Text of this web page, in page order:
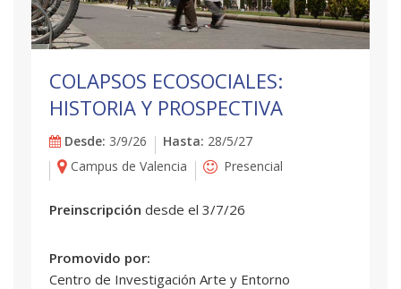
COLAPSOS ECOSOCIALES:
HISTORIA Y PROSPECTIVA
Desde: 3/9/26 Hasta: 28/5/27
Campus de Valencia
Presencial
Preinscripción desde el 3/7/26
Promovido por:
Centro de Investigación Arte y Entorno